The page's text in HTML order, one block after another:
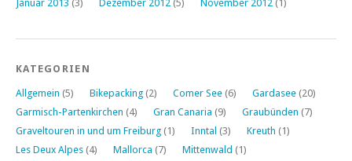
Januar 2013 (3) Dezember 2012 (5) November 2012 (1)
KATEGORIEN
Allgemein (5) Bikepacking (2) Comer See (6) Gardasee (20)
Garmisch-Partenkirchen (4) Gran Canaria (9) Graubünden (7)
Graveltouren in und um Freiburg (1) Inntal (3) Kreuth (1)
Les Deux Alpes (4) Mallorca (7) Mittenwald (1)